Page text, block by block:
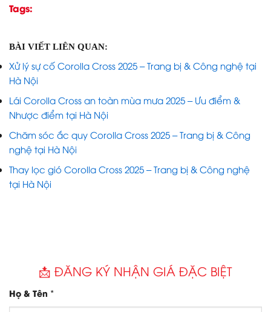
Tags:
BÀI VIẾT LIÊN QUAN:
Xử lý sự cố Corolla Cross 2025 – Trang bị & Công nghệ tại
Hà Nội
Lái Corolla Cross an toàn mùa mưa 2025 – Ưu điểm &
Nhược điểm tại Hà Nội
Chăm sóc ắc quy Corolla Cross 2025 – Trang bị & Công
nghệ tại Hà Nội
Thay lọc gió Corolla Cross 2025 – Trang bị & Công nghệ
tại Hà Nội
📩 ĐĂNG KÝ NHẬN GIÁ ĐẶC BIỆT
Họ & Tên *